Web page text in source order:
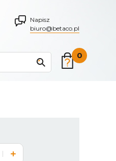
Napisz
biuro@betaco.pl
0